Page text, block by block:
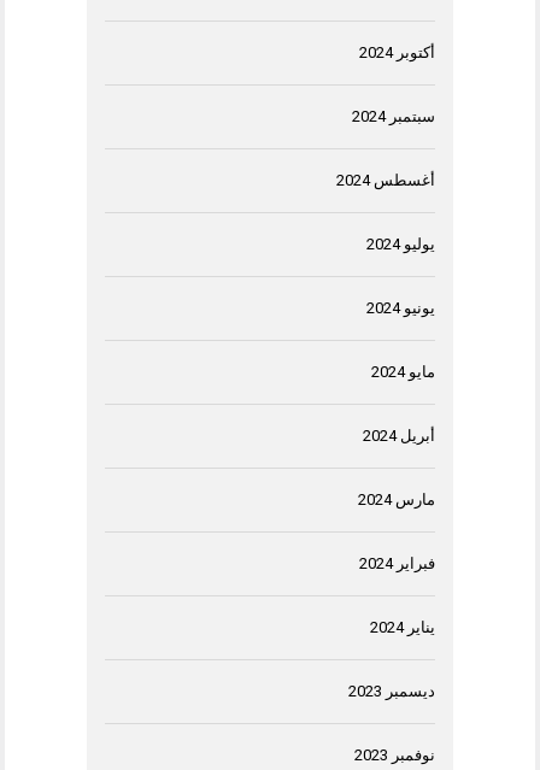
أكتوبر 2024
سبتمبر 2024
أغسطس 2024
يوليو 2024
يونيو 2024
مايو 2024
أبريل 2024
مارس 2024
فبراير 2024
يناير 2024
ديسمبر 2023
نوفمبر 2023